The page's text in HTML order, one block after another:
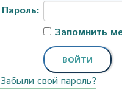
Пароль:
Запомнить
Забыли свой пароль?